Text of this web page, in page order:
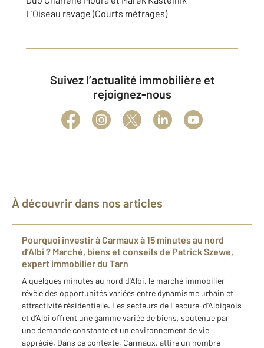
L’Oiseau ravage (Courts métrages)
Suivez l’actualité immobilière et
rejoignez-nous
À découvrir dans nos articles
Pourquoi investir à Carmaux à 15 minutes au nord
d’Albi ? Marché, biens et conseils de Patrick Szewe,
expert immobilier du Tarn
À quelques minutes au nord d’Albi, le marché immobilier
révèle des opportunités variées entre dynamisme urbain et
attractivité résidentielle. Les secteurs de Lescure-d’Albigeois
et d’Albi offrent une gamme variée de biens, soutenue par
une demande constante et un environnement de vie
apprécié. Dans ce contexte, Carmaux, attire un nombre